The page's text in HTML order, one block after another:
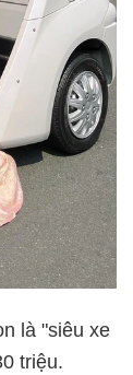
là "siêu xe
triệu.